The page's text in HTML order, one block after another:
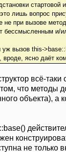
лишь вопрос
не при вызове
бессмысленным и/
вызов this-
вроде, ясно даёт
всё-
том, что методы
объекта),
не только